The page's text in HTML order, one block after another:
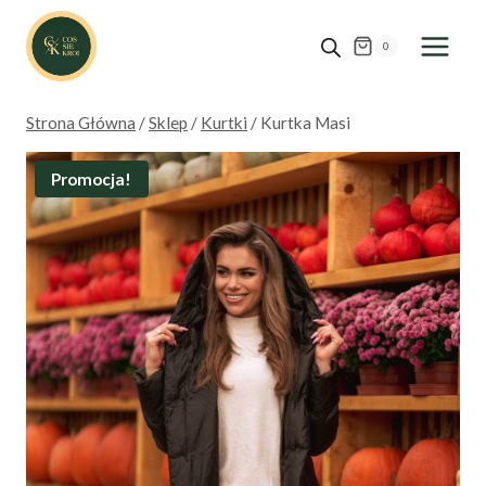
Przejdź
treści
0
Strona Główna /Sklep / Kurtki / Kurtka Masi
Promocja!